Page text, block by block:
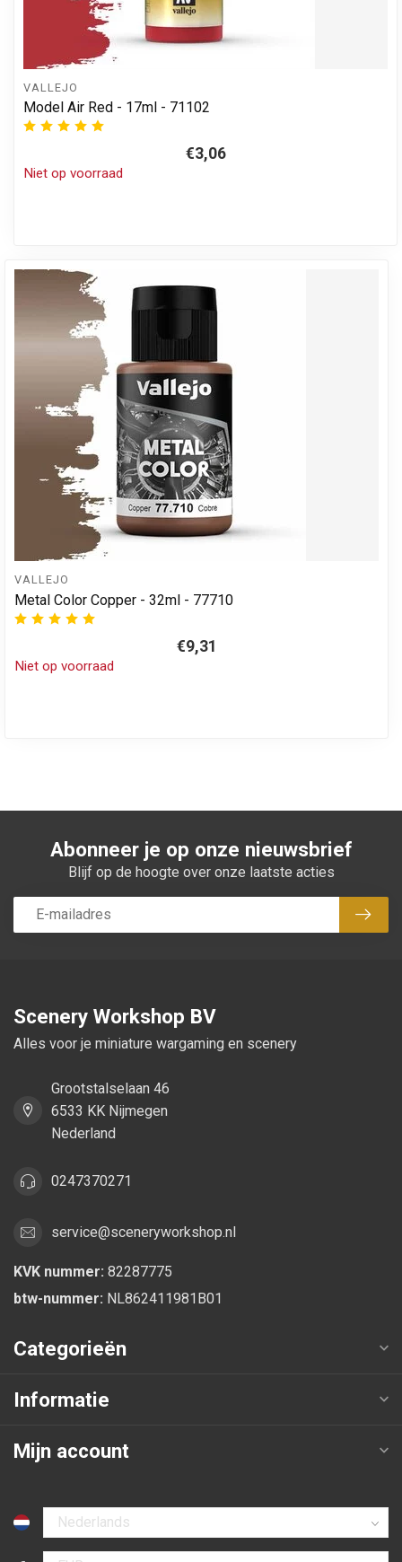
VALLEJO
Model Air Red - 17ml - 71102
€3,06
Niet op voorraad
VALLEJO
Metal Color Copper - 32ml - 77710
€9,31
Niet op voorraad
Abonneer je op onze nieuwsbrief
Blijf op de hoogte over onze laatste acties
Scenery Workshop BV
Alles voor je miniature wargaming en scenery
Grootstalselaan 46
6533 KK Nijmegen
Nederland
0247370271
service@sceneryworkshop.nl
KVK nummer: 82287775
btw-nummer: NL862411981B01
Categorieën
Informatie
Mijn account
Selecteer taal